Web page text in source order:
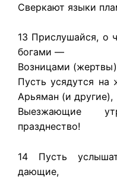
Сверкают языки
13 Прислушайся, о
богами —
Возницами
Пусть усядутся на
Арьяман (и другие),
Выезжающие
празднество!
14 Пусть
дающие,